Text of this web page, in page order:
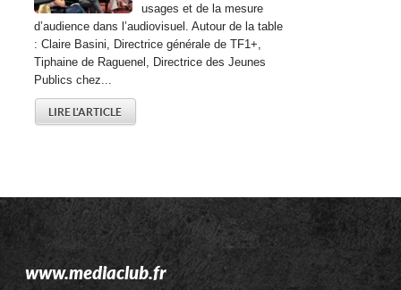
usages et de la mesure
d’audience dans l’audiovisuel. Autour de la table
: Claire Basini, Directrice générale de TF1+,
Tiphaine de Raguenel, Directrice des Jeunes
Publics chez...
LIRE L'ARTICLE
www.mediaclub.fr